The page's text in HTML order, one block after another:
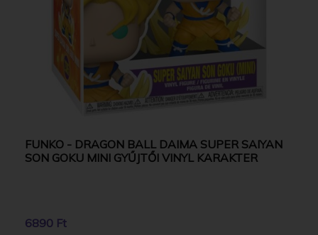
FUNKO - DRAGON BALL DAIMA SUPER SAIYAN
SON GOKU MINI GYŰJTŐI VINYL KARAKTER
6890 Ft